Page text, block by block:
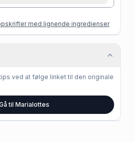
med lignende ingredienser
ved at følge linket til den originale
til Marialottes